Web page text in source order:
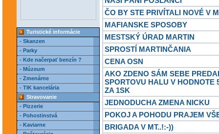
Turistické informácie
- Skanzen
- Parky
- Kde načerpať benzín ?
- Múzeum
- Zmenárne
- TIK kancelária
Stravovanie
- Pizzerie
- Pohostinstvá
- Kaviarne
ČO BY STE PRIVÍTALI NOVÉ V
MAFIANSKE SPOSOBY
MESTSKÝ ÚRAD MARTIN
SPROSTÍ MARTINČANIA
CENA OSN
AKO ZDENO SÁM SEBE
SPORTOVU HALU V HODNOTE
ZA 1SK
JEDNODUCHA ZMENA NICKU
POKOJ A POHODU PRAJEM
BRIGADA V MT..!:-))